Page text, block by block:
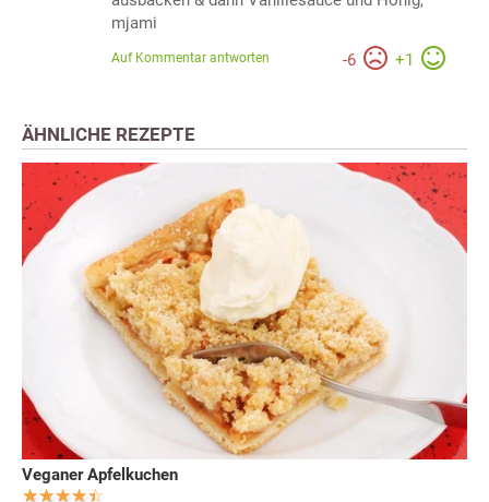
mjami
-6 +1
Auf Kommentar antworten
ÄHNLICHE REZEPTE
Veganer Apfelkuchen